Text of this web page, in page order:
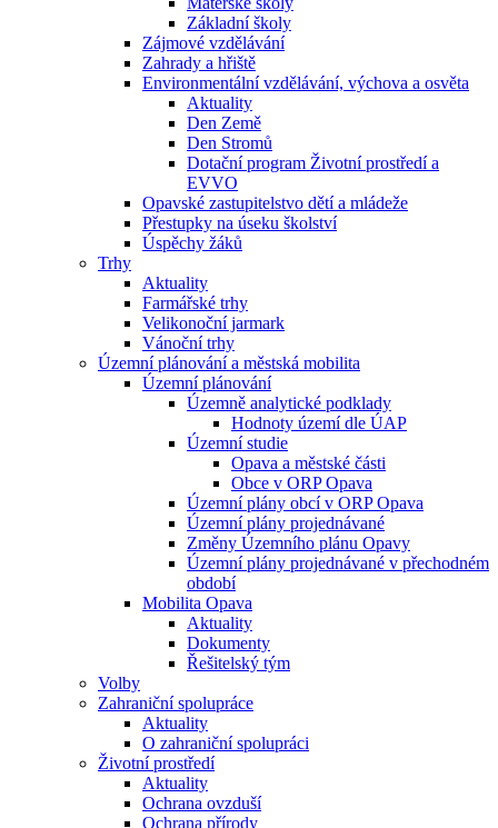
Základní školy
Zájmové vzdělávání
Zahrady a hřiště
Environmentální vzdělávání, výchova a osvěta
Aktuality
Den Země
Den Stromů
Dotační program Životní prostředí a
EVVO
Opavské zastupitelstvo dětí a mládeže
Přestupky na úseku školství
Úspěchy žáků
Trhy
Aktuality
Farmářské trhy
Velikonoční jarmark
Vánoční trhy
Územní plánování a městská mobilita
Územní plánování
Územně analytické podklady
Hodnoty území dle ÚAP
Územní studie
Opava a městské části
Obce v ORP Opava
Územní plány obcí v ORP Opava
Územní plány projednávané
Změny Územního plánu Opavy
Územní plány projednávané v přechodném
období
Mobilita Opava
Aktuality
Dokumenty
Řešitelský tým
Volby
Zahraniční spolupráce
Aktuality
O zahraniční spolupráci
Životní prostředí
Aktuality
Ochrana ovzduší
Ochrana přírody